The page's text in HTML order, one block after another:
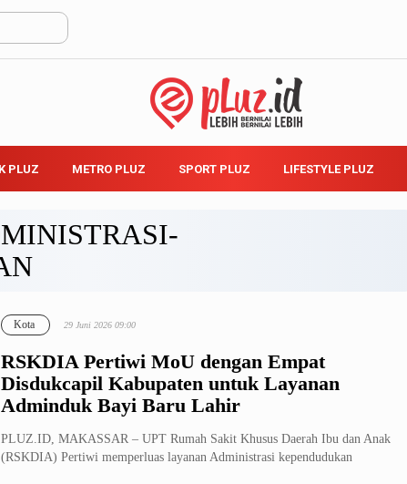
PLUZ METRO PLUZ SPORT PLUZ LIFESTYLE PLUZ
RSKDIA Pertiwi MoU dengan Empat
Disdukcapil Kabupaten untuk Layanan
Adminduk Bayi Baru Lahir
Kota 29 Juni 2026 09:00
PLUZ.ID, MAKASSAR – UPT Rumah Sakit Khusus Daerah Ibu dan Anak
(RSKDIA) Pertiwi memperluas layanan Administrasi kependudukan